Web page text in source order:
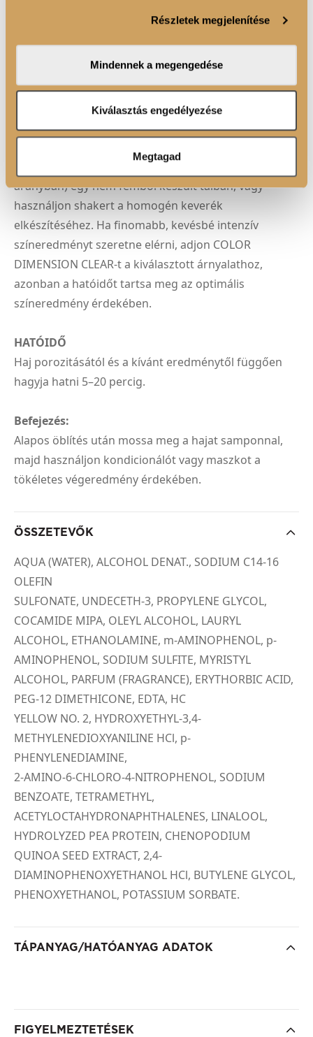
valamint weboldalforgalmunk elemzéséhez. Ezenkívül
adatait, akik kombinálhatják az adatokat más olyan
adatokkal, amelyeket Ön adott meg számukra vagy az
Ön által használt más szolgáltatásokból gyűjtöttek.
Részletek megjelenítése
Mindennek a megengedése
Kiválasztás engedélyezése
Megtagad
fakulását és fényt adnak a hajnak, kiemelve a színek
vibrálását.
FELHASZNÁLÁSI JAVASLAT
KEVERÉSI ARÁNY
ml folyékony COLOR DIMENSION aktivátorral (1:1
arányban) egy nem fémből készült tálban, vagy
használjon shakert a homogén keverék
elkészítéséhez. Ha finomabb, kevésbé intenzív
színeredményt szeretne elérni, adjon COLOR
DIMENSION CLEAR-t a kiválasztott árnyalathoz,
azonban a hatóidőt tartsa meg az optimális
színeredmény érdekében.
HATÓIDŐ
Haj porozitásától és a kívánt eredménytől függően
hagyja hatni 5–20 percig.
Befejezés:
Alapos öblítés után mossa meg a hajat samponnal,
majd használjon kondicionálót vagy maszkot a
tökéletes végeredmény érdekében.
ÖSSZETEVŐK
AQUA (WATER), ALCOHOL DENAT., SODIUM C14-16
OLEFIN
SULFONATE, UNDECETH-3, PROPYLENE GLYCOL,
COCAMIDE MIPA, OLEYL ALCOHOL, LAURYL
ALCOHOL, ETHANOLAMINE, m-AMINOPHENOL, p-
AMINOPHENOL, SODIUM SULFITE, MYRISTYL
ALCOHOL, PARFUM (FRAGRANCE), ERYTHORBIC ACID,
PEG-12 DIMETHICONE, EDTA, HC
YELLOW NO. 2, HYDROXYETHYL-3,4-
METHYLENEDIOXYANILINE HCl, p-
PHENYLENEDIAMINE,
2-AMINO-6-CHLORO-4-NITROPHENOL, SODIUM
BENZOATE, TETRAMETHYL,
ACETYLOCTAHYDRONAPHTHALENES, LINALOOL,
HYDROLYZED PEA PROTEIN, CHENOPODIUM
QUINOA SEED EXTRACT, 2,4-
DIAMINOPHENOXYETHANOL HCl, BUTYLENE GLYCOL,
PHENOXYETHANOL, POTASSIUM SORBATE.
TÁPANYAG/HATÓANYAG ADATOK
FIGYELMEZTETÉSEK